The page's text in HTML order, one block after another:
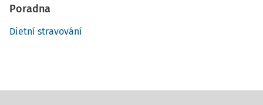
Poradna
Dietní stravování